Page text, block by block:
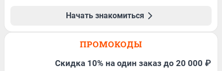
Начать знакомиться
ПРОМОКОДЫ
Скидка 10% на один заказ до 20 000 ₽